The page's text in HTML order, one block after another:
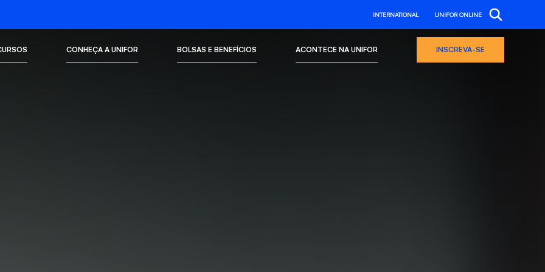
INTERNATIONAL UNIFOR ONLINE
CONHEÇA A UNIFOR BOLSAS E BENEFÍCIOS ACONTECE NA UNIFOR INSCREVA-SE